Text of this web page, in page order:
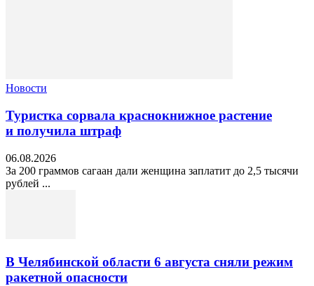
Новости
Туристка сорвала краснокнижное растение
и получила штраф
06.08.2026
За 200 граммов сагаан дали женщина заплатит до 2,5 тысячи
рублей ...
В Челябинской области 6 августа сняли режим
ракетной опасности